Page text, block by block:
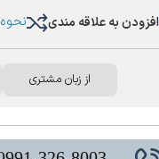
افزودن به علاقه مندی
از زبان مشتری